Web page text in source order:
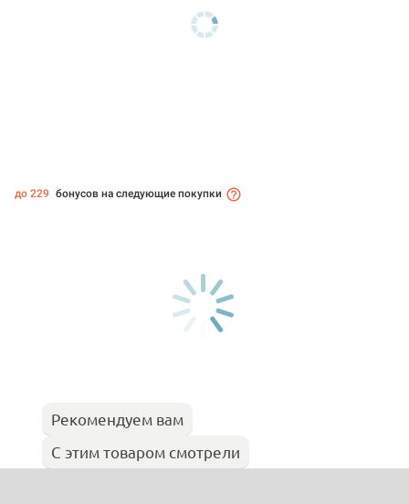
до 229 бонусов на следующие покупки
Рекомендуем вам
С этим товаром смотрели